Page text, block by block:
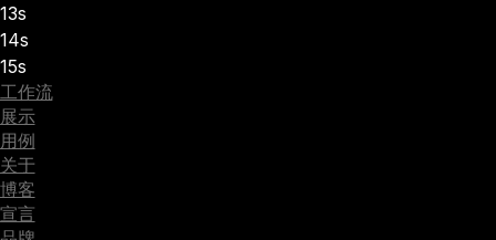
13s
14s
15s
工作流
展示
用例
关于
博客
宣言